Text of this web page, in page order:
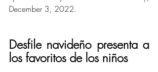
December 3, 2022.
Desfile navideño presenta a
los favoritos de los niños